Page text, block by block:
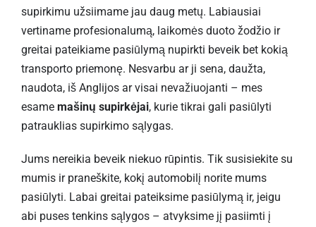
supirkimu užsiimame jau daug metų. Labiausiai
vertiname profesionalumą, laikomės duoto žodžio ir
greitai pateikiame pasiūlymą nupirkti beveik bet kokią
transporto priemonę. Nesvarbu ar ji sena, daužta,
naudota, iš Anglijos ar visai nevažiuojanti – mes
esame mašinų supirkėjai, kurie tikrai gali pasiūlyti
patrauklias supirkimo sąlygas.
Jums nereikia beveik niekuo rūpintis. Tik susisiekite su
mumis ir praneškite, kokį automobilį norite mums
pasiūlyti. Labai greitai pateiksime pasiūlymą ir, jeigu
abi puses tenkins sąlygos – atvyksime jį pasiimti į